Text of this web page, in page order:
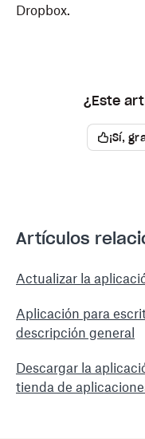
Dropbox.
¿Este
¡Sí,
Artículos
Actualizar la
Aplicación para
descripción general
Descargar la
tienda de